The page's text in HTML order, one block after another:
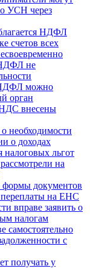
УСН через
НДФЛ
счетов всех
не
можно
орган
внесены
необходимости
о доходах
налоговых льгот
на
документов
переплаты на ЕНС
вправе заявить о
налогам
самостоятельно
с
получать у